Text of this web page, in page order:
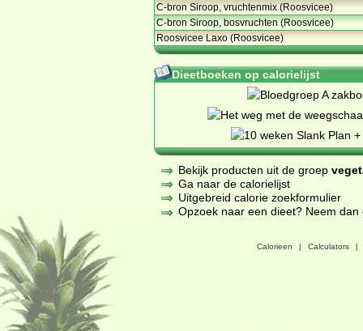
C-bron Siroop, vruchtenmix (Roosvicee)
C-bron Siroop, bosvruchten (Roosvicee)
Roosvicee Laxo (Roosvicee)
Dieetboeken op calorielijst
Bekijk producten uit de groep
Ga naar de calorielijst
Uitgebreid calorie zoekformulier
Opzoek naar een dieet? Neem
Calorieen | Calculators |